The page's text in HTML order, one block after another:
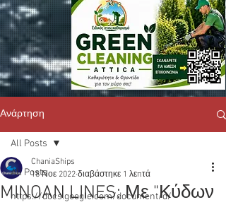
Ανάρτηση
All Posts
https://docs.google.com/document/d/
All Posts
MINOAN LINES: Με "Κύδων
ChaniaShips
18 Νοε 2022 διαβάστηκε 1 λεπτά